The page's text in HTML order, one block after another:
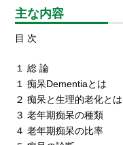
主な内容
目 次
１ 総 論
１ 痴呆Dementiaとは
２ 痴呆と生理的老化と
３ 老年期痴呆の種類
４ 老年期痴呆の比率